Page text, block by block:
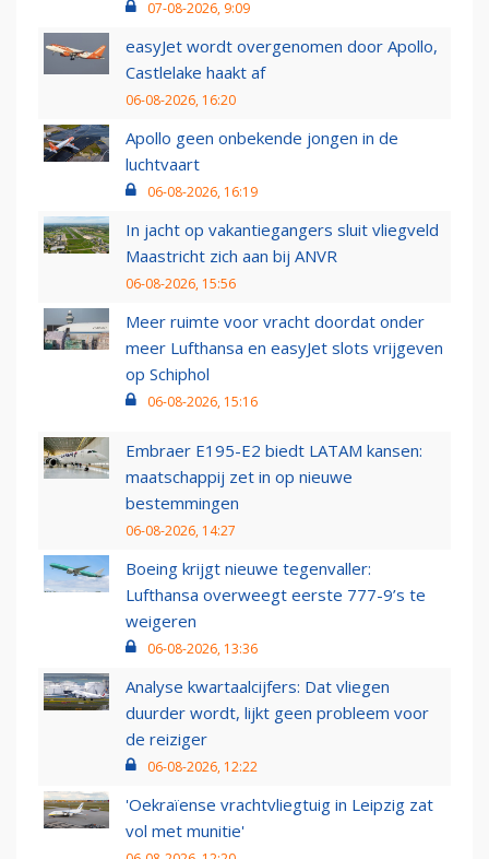
07-08-2026, 9:09
easyJet wordt overgenomen door Apollo,
Castlelake haakt af
06-08-2026, 16:20
Apollo geen onbekende jongen in de
luchtvaart
06-08-2026, 16:19
In jacht op vakantiegangers sluit vliegveld
Maastricht zich aan bij ANVR
06-08-2026, 15:56
Meer ruimte voor vracht doordat onder
meer Lufthansa en easyJet slots vrijgeven
op Schiphol
06-08-2026, 15:16
Embraer E195-E2 biedt LATAM kansen:
maatschappij zet in op nieuwe
bestemmingen
06-08-2026, 14:27
Boeing krijgt nieuwe tegenvaller:
Lufthansa overweegt eerste 777-9’s te
weigeren
06-08-2026, 13:36
Analyse kwartaalcijfers: Dat vliegen
duurder wordt, lijkt geen probleem voor
de reiziger
06-08-2026, 12:22
'Oekraïense vrachtvliegtuig in Leipzig zat
vol met munitie'